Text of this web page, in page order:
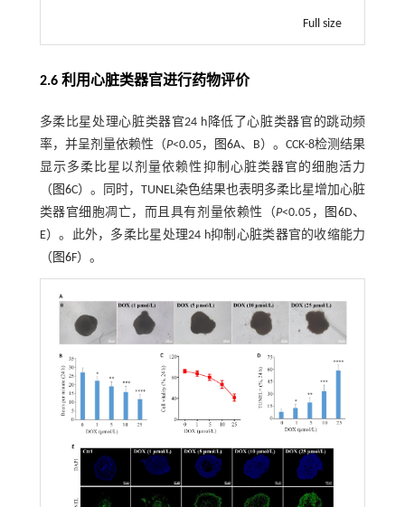
Full size
2.6 利用心脏类器官进行药物评价
多柔比星处理心脏类器官24 h降低了心脏类器官的跳动频
率，并呈剂量依赖性（P<0.05， 图6A、B）。CCK-8检测结果
显示多柔比星以剂量依赖性抑制心脏类器官的细胞活力
（ 图6C）。同时，TUNEL染色结果也表明多柔比星增加心脏
类器官细胞凋亡，而且具有剂量依赖性（P<0.05， 图6D、
E）。此外，多柔比星处理24 h抑制心脏类器官的收缩能力
（ 图6F）。